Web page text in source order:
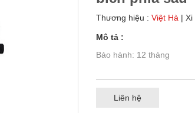
Thương hiệu : Việt Hà | Xi
Mô tả :
Bảo hành: 12 tháng
Liên hệ